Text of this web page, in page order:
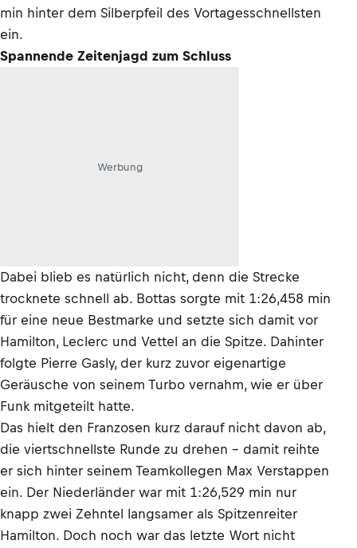
min hinter dem Silberpfeil des Vortagesschnellsten
ein.
Spannende Zeitenjagd zum Schluss
Werbung
Dabei blieb es natürlich nicht, denn die Strecke
trocknete schnell ab. Bottas sorgte mit 1:26,458 min
für eine neue Bestmarke und setzte sich damit vor
Hamilton, Leclerc und Vettel an die Spitze. Dahinter
folgte Pierre Gasly, der kurz zuvor eigenartige
Geräusche von seinem Turbo vernahm, wie er über
Funk mitgeteilt hatte.
Das hielt den Franzosen kurz darauf nicht davon ab,
die viertschnellste Runde zu drehen – damit reihte
er sich hinter seinem Teamkollegen Max Verstappen
ein. Der Niederländer war mit 1:26,529 min nur
knapp zwei Zehntel langsamer als Spitzenreiter
Hamilton. Doch noch war das letzte Wort nicht